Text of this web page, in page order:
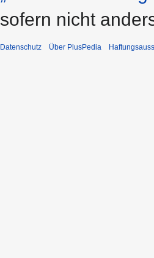
sofern nicht
Datenschutz Über PlusPedia